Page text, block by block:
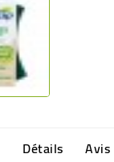
Détails